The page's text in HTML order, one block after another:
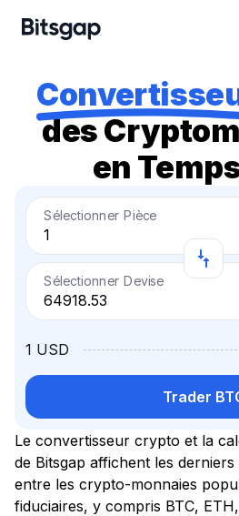
des
en
Sélectionner Pièce
Sélectionner Devise
1 USD
Trader
Le convertisseur crypto et la
de Bitsgap affichent les
entre les crypto-monnaies
fiduciaires, y compris BTC,